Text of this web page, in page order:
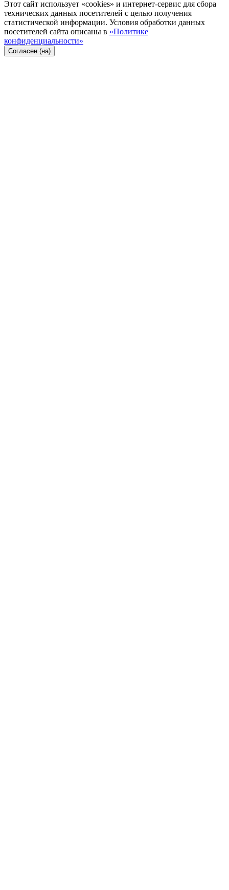
Этот сайт использует «cookies» и интернет-сервис для сбора
технических данных посетителей с целью получения
статистической информации. Условия обработки данных
посетителей сайта описаны в «Политике
конфиденциальности»
Согласен (на)